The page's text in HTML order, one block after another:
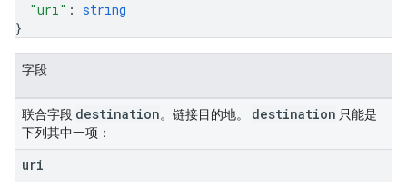
"uri" : string
}
字段
联合字段 destination。链接目的地。 destination 只能是
下列其中一项：
uri